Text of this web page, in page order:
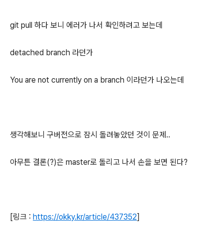
git pull 하다 보니 에러가 나서 확인하려고 보는데
detached branch 라던가
You are not currently on a branch 이라던가 나오는데
생각해보니 구버전으로 잠시 돌려놓았던 것이 문제..
아무튼 결론(?)은 master로 돌리고 나서 손을 보면 된다?
[링크 : https://okky.kr/article/437352]